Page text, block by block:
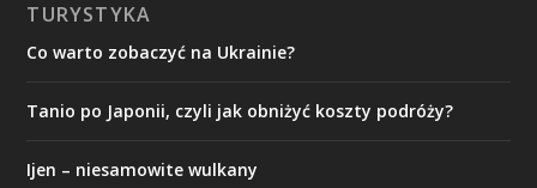
TURYSTYKA
Co warto zobaczyć na Ukrainie?
Tanio po Japonii, czyli jak obniżyć koszty podróży?
Ijen – niesamowite wulkany